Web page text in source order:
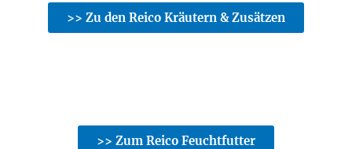
>> Zu den Reico Kräutern & Zusätzen
>> Zum Reico Feuchtfutter